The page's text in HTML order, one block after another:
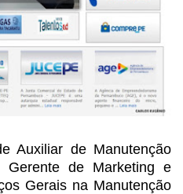
Auxiliar de Manutenção
Gerente de Marketing e
Gerais na Manutenção